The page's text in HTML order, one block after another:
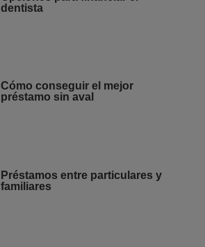
dentista
Cómo conseguir el mejor
préstamo sin aval
Préstamos entre particulares y
familiares